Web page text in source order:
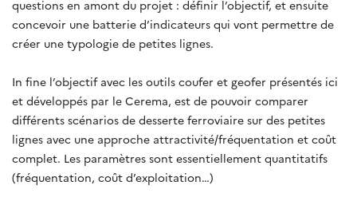
questions en amont du projet : définir l’objectif, et ensuite
concevoir une batterie d’indicateurs qui vont permettre de
créer une typologie de petites lignes.
In fine l’objectif avec les outils coufer et geofer présentés ici
et développés par le Cerema, est de pouvoir comparer
différents scénarios de desserte ferroviaire sur des petites
lignes avec une approche attractivité/fréquentation et coût
complet. Les paramètres sont essentiellement quantitatifs
(fréquentation, coût d’exploitation…)